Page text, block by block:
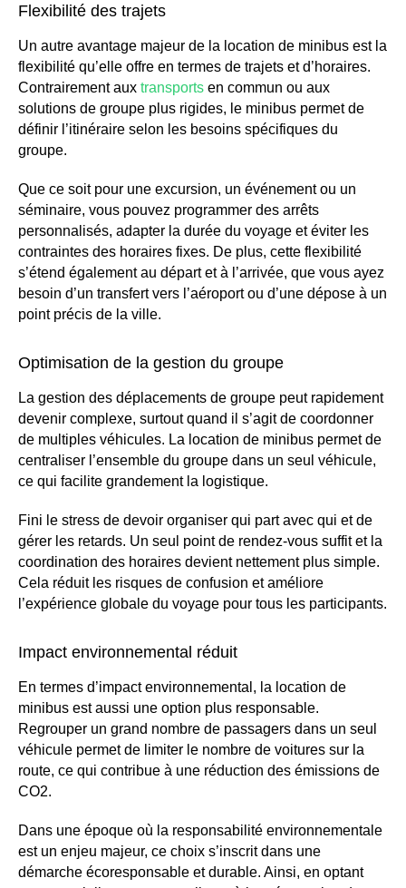
Flexibilité des trajets
Un autre avantage majeur de la location de minibus est la
flexibilité qu’elle offre en termes de trajets et d’horaires.
Contrairement aux transportsen commun ou aux
solutions de groupe plus rigides, le minibus permet de
définir l’itinéraire selon les besoins spécifiques du
groupe.
Que ce soit pour une excursion, un événement ou un
séminaire, vous pouvez programmer des arrêts
personnalisés, adapter la durée du voyage et éviter les
contraintes des horaires fixes. De plus, cette flexibilité
s’étend également au départ et à l’arrivée, que vous ayez
besoin d’un transfert vers l’aéroport ou d’une dépose à un
point précis de la ville.
Optimisation de la gestion du groupe
La gestion des déplacements de groupe peut rapidement
devenir complexe, surtout quand il s’agit de coordonner
de multiples véhicules. La location de minibus permet de
centraliser l’ensemble du groupe dans un seul véhicule,
ce qui facilite grandement la logistique.
Fini le stress de devoir organiserqui part avec qui etde
gérer les retards. Un seul point de rendez-vous suffit et la
coordination des horaires devient nettement plus simple.
Cela réduit les risques de confusion et améliore
l’expérience globale du voyage pour tous les participants.
Impact environnemental réduit
En termes d’impact environnemental, la location de
minibus est aussi une option plus responsable.
Regrouper un grand nombre de passagers dans un seul
véhicule permet de limiter le nombre de voitures sur la
route, ce qui contribue à une réduction des émissions de
CO2.
Dans une époque où la responsabilité environnementale
est un enjeu majeur, ce choix s’inscrit dans une
démarche écoresponsable et durable. Ainsi, en optant